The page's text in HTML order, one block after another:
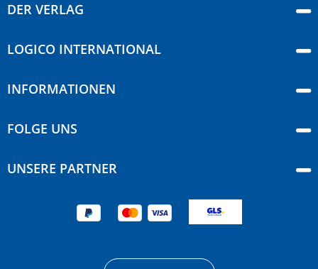
DER VERLAG
LOGICO INTERNATIONAL
INFORMATIONEN
FOLGE UNS
UNSERE PARTNER